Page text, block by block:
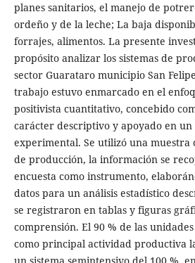
planes sanitarios, el manejo de
ordeño y de la leche; La baja
forrajes, alimentos. La presente
propósito analizar los sistemas de
sector Guarataro municipio San
trabajo estuvo enmarcado en el
positivista cuantitativo, concebido
carácter descriptivo y apoyado en un
experimental. Se utilizó una muestra
de producción, la información se
encuesta como instrumento,
datos para un análisis estadístico
se registraron en tablas y figuras
comprensión. El 90 % de las
como principal actividad productiva